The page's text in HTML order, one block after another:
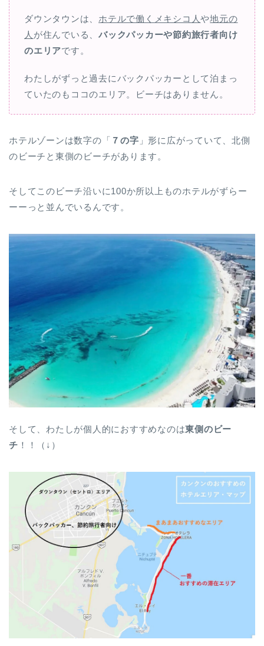
ダウンタウンは、ホテルで働くメキシコ人や地元の
人 が住んでいる、バックパッカーや節約旅行者向け
のエリアです。
わたしがずっと過去にバックパッカーとして泊まっ
ていたのもココのエリア。ビーチはありません。
ホテルゾーンは数字の「 ７の字 」形に広がっていて、北側
のビーチと東側のビーチがあります。
そしてこのビーチ沿いに100か所以上ものホテルがずらー
ーーっと並んでいるんです。
そして、わたしが個人的におすすめなのは東側のビー
チ ！！（↓）